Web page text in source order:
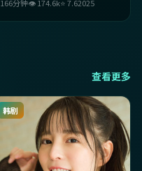
汇，反转不炫技，但足够狠。
166分钟👁174.6k⭐7.62025
查看更多
韩剧